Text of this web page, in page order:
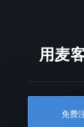
用麦
免费